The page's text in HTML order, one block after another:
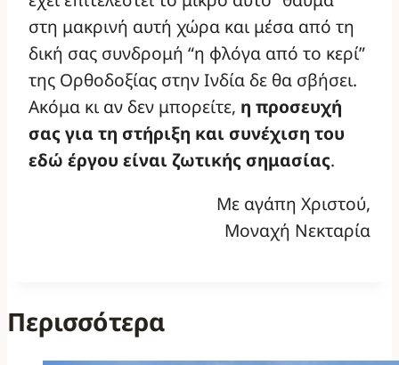
στη μακρινή αυτή χώρα και μέσα από τη
δική σας συνδρομή “η φλόγα από το κερί”
της Ορθοδοξίας στην Ινδία δε θα σβήσει.
Ακόμα κι αν δεν μπορείτε, η προσευχή
σας για τη στήριξη και συνέχιση του
εδώ έργου είναι ζωτικής σημασίας.
Με αγάπη Χριστού,
Μοναχή Νεκταρία
Περισσότερα